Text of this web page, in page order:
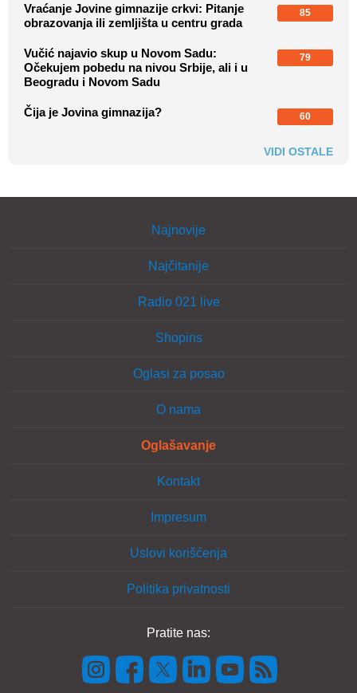
Vraćanje Jovine gimnazije crkvi: Pitanje
obrazovanja ili zemljišta u centru grada
85
Vučić najavio skup u Novom Sadu:
Očekujem pobedu na nivou Srbije, ali i u
Beogradu i Novom Sadu
79
Čija je Jovina gimnazija? 60
VIDI OSTALE
Najnovije
Najčitanije
Radio 021 live
Shopins
Oglasi za posao
O nama
Oglašavanje
Kontakt
Impresum
Uslovi korišćenja
Politika privatnosti
Pratite nas: